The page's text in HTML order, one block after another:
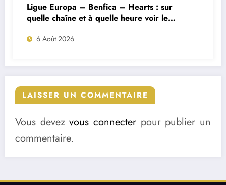
Ligue Europa – Benfica – Hearts : sur
quelle chaîne et à quelle heure voir le
match ?
6 Août 2026
LAISSER UN COMMENTAIRE
Vous devezvous connecter pour publier un
commentaire.